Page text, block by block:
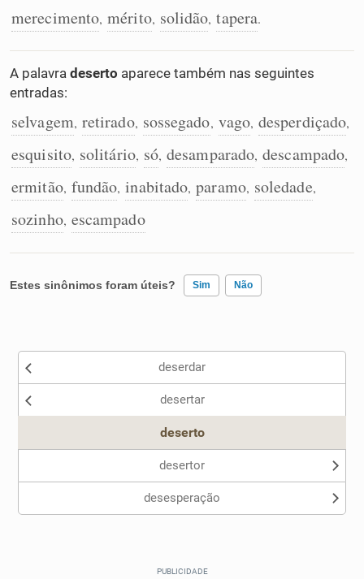
Cata-letras
Conexões
Caça-palavras
Dicionário
merecimento, mérito, solidão, tapera.
A palavra deserto aparece também nas seguintes
entradas:
selvagem, retirado, sossegado, vago, desperdiçado,
esquisito, solitário, só, desamparado, descampado,
ermitão, fundão, inabitado, paramo, soledade,
sozinho, escampado
Estes sinônimos foram úteis? Sim Não
Nenhum dos sinônimos apresentados me ajudou
deserdar
desertar
deserto
desertor
desesperação